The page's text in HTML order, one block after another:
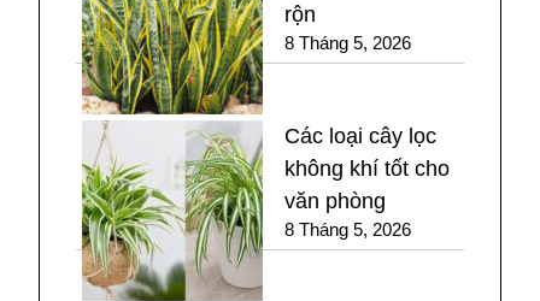
rộn
8 Tháng 5, 2026
Các loại cây lọc
không khí tốt cho
văn phòng
8 Tháng 5, 2026